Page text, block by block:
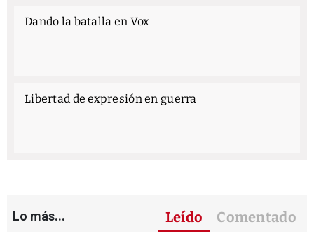
Dando la batalla en Vox
Libertad de expresión en guerra
Lo más... Leído Comentado